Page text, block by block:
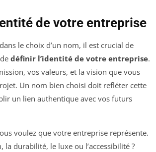
de votre entreprise
le choix d’un nom, il est crucial de
définir l’identité de votre entreprise.
vos valeurs, et la vision que vous
Un nom bien choisi doit refléter cette
un lien authentique avec vos futurs
voulez que votre entreprise représente.
la durabilité, le luxe ou l’accessibilité ?